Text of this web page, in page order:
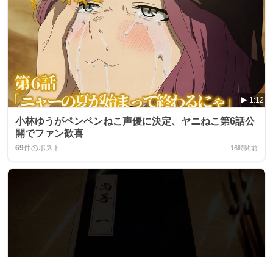
1:12
小林ゆうがペンペンねこ声優に決定、ヤニねこ第6話公
開でファン歓喜
69件のポスト 16時間前